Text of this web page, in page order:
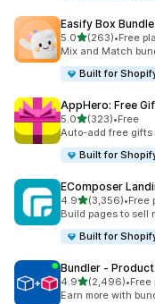
Easify Box
5.0별 5개 중
(263)
총 리뷰 263개
•Free
Mix and Match
Built for
AppHero: Free
5.0별 5개 중
(323)
총 리뷰 323개
•Free
Auto-add free gifts
Built for
EComposer
4.9별 5개 중
(3,356)
총 리뷰 3356개
•Free
Build pages to sell
Built for
Bundler ‑
4.9별 5개 중
(2,496)
총 리뷰 2496개
•Free
Earn more with